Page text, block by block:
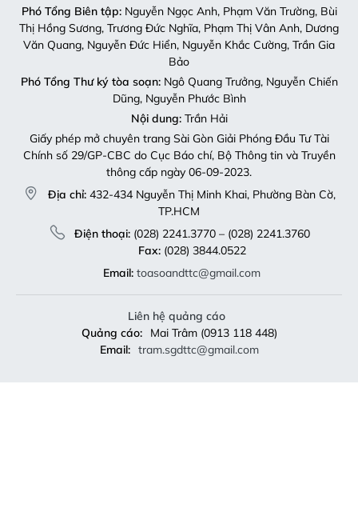
Phó Tổng Biên tập:Nguyễn Ngọc Anh, Phạm Văn Trường, Bùi
Thị Hồng Sương, Trương Đức Nghĩa, Phạm Thị Vân Anh, Dương
Văn Quang, Nguyễn Đức Hiển, Nguyễn Khắc Cường, Trần Gia
Bảo
Phó Tổng Thư ký tòa soạn:Ngô Quang Trưởng, Nguyễn Chiến
Dũng, Nguyễn Phước Bình
Nội dung:Trần Hải
Giấy phép mở chuyên trang Sài Gòn Giải Phóng Đầu Tư Tài
Chính số 29/GP-CBC do Cục Báo chí, Bộ Thông tin và Truyền
thông cấp ngày 06-09-2023.
Địa chỉ: 432-434 Nguyễn Thị Minh Khai, Phường Bàn Cờ,
TP.HCM
Điện thoại:(028) 2241.3770 – (028) 2241.3760
Fax:(028) 3844.0522
Email: toasoandttc@gmail.com
Liên hệ quảng cáo
Quảng cáo:
Mai Trâm (0913 118 448)
Email: tram.sgdttc@gmail.com